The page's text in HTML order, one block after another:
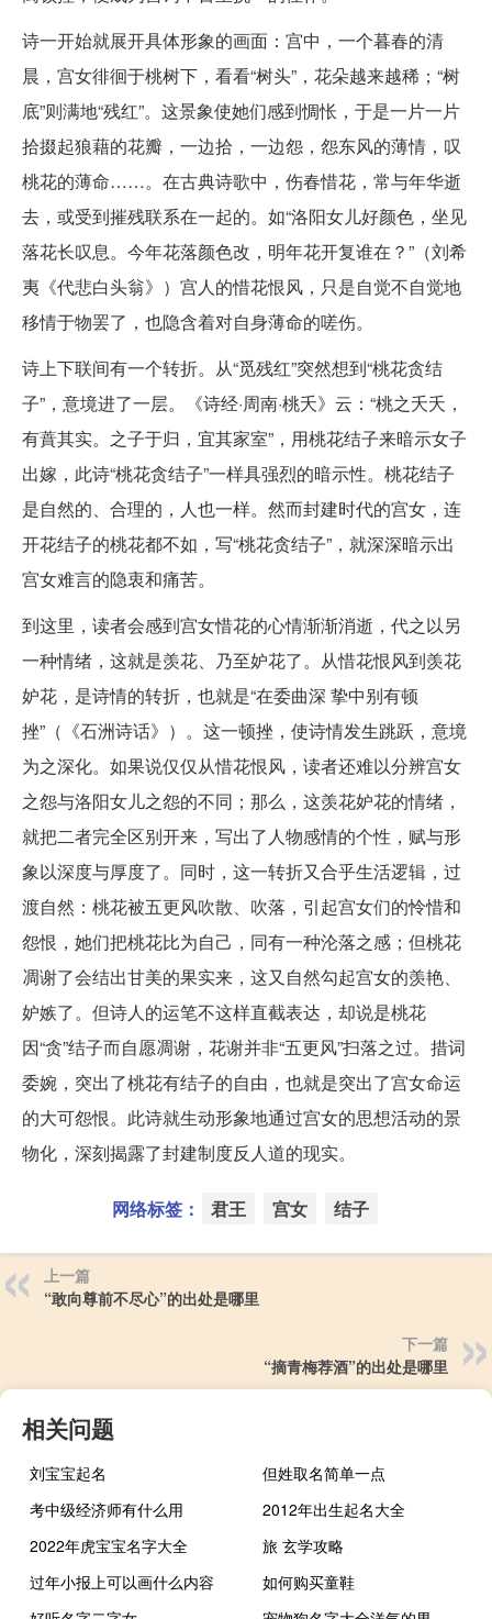
诗一开始就展开具体形象的画面：宫中，一个暮春的清
晨，宫女徘徊于桃树下，看看“树头”，花朵越来越稀；“树
底”则满地“残红”。这景象使她们感到惆怅，于是一片一片
拾掇起狼藉的花瓣，一边拾，一边怨，怨东风的薄情，叹
桃花的薄命……。在古典诗歌中，伤春惜花，常与年华逝
去，或受到摧残联系在一起的。如“洛阳女儿好颜色，坐见
落花长叹息。今年花落颜色改，明年花开复谁在？”（刘希
夷《代悲白头翁》）宫人的惜花恨风，只是自觉不自觉地
移情于物罢了，也隐含着对自身薄命的嗟伤。
诗上下联间有一个转折。从“觅残红”突然想到“桃花贪结
子”，意境进了一层。《诗经·周南·桃夭》云：“桃之夭夭，
有蕡其实。之子于归，宜其家室”，用桃花结子来暗示女子
出嫁，此诗“桃花贪结子”一样具强烈的暗示性。桃花结子
是自然的、合理的，人也一样。然而封建时代的宫女，连
开花结子的桃花都不如，写“桃花贪结子”，就深深暗示出
宫女难言的隐衷和痛苦。
到这里，读者会感到宫女惜花的心情渐渐消逝，代之以另
一种情绪，这就是羡花、乃至妒花了。从惜花恨风到羡花
妒花，是诗情的转折，也就是“在委曲深 挚中别有顿
挫”（《石洲诗话》）。这一顿挫，使诗情发生跳跃，意境
为之深化。如果说仅仅从惜花恨风，读者还难以分辨宫女
之怨与洛阳女儿之怨的不同；那么，这羡花妒花的情绪，
就把二者完全区别开来，写出了人物感情的个性，赋与形
象以深度与厚度了。同时，这一转折又合乎生活逻辑，过
渡自然：桃花被五更风吹散、吹落，引起宫女们的怜惜和
怨恨，她们把桃花比为自己，同有一种沦落之感；但桃花
凋谢了会结出甘美的果实来，这又自然勾起宫女的羡艳、
妒嫉了。但诗人的运笔不这样直截表达，却说是桃花
因“贪”结子而自愿凋谢，花谢并非“五更风”扫落之过。措词
委婉，突出了桃花有结子的自由，也就是突出了宫女命运
的大可怨恨。此诗就生动形象地通过宫女的思想活动的景
物化，深刻揭露了封建制度反人道的现实。
网络标签： 君王 宫女 结子
上一篇
“敢向尊前不尽心”的出处是哪里
下一篇
“摘青梅荐酒”的出处是哪里
相关问题
刘宝宝起名
但姓取名简单一点
考中级经济师有什么用
2012年出生起名大全
2022年虎宝宝名字大全
旅 玄学攻略
过年小报上可以画什么内容
如何购买童鞋